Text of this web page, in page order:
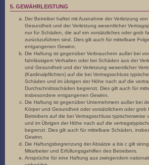
5. GEWÄHRLEISTUNG
Der Betreiber haftet mit Ausnahme der Verletzung
Gesundheit und der Verletzung wesentlicher
nur für Schäden, die auf ein vorsätzliches oder grob
zurückzuführen sind. Dies gilt auch für mittelbare
entgangenen Gewinn.
Die Haftung ist gegenüber Verbrauchern außer bei
fahrlässigem Verhalten oder bei Schäden aus der
und Gesundheit und der Verletzung wesentlicher
(Kardinalpflichten) auf die bei Vertragsschluss
Schäden und im übrigen der Höhe nach auf die
Durchschnittsschäden begrenzt. Dies gilt auch für
insbesondere entgangenen Gewinn.
Die Haftung ist gegenüber Unternehmern außer bei
Körper und Gesundheit oder vorsätzlichem oder grob
Betreibers auf die bei Vertragsschluss typischerweise
und im Übrigen der Höhe nach auf die
begrenzt. Dies gilt auch für mittelbare Schäden,
Gewinn.
Die Haftungsbegrenzung der Absätze a bis c gilt
Mitarbeiter und Erfüllungsgehilfen des Betreibers.
Ansprüche für eine Haftung aus zwingendem